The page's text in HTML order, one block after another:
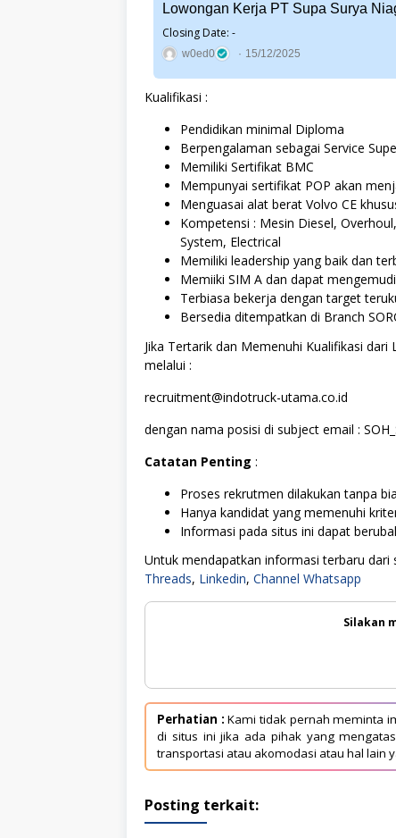
Lowongan Kerja PT Supa Surya
Closing Date: -
w0ed0 15/12/2025
Kualifikasi :
Pendidikan minimal Diploma
Berpengalaman sebagai Service
Memiliki Sertifikat BMC
Mempunyai sertifikat POP akan
Menguasai alat berat Volvo CE
Kompetensi : Mesin Diesel,
System, Electrical
Memiliki leadership yang baik dan
Memiiki SIM A dan dapat
Terbiasa bekerja dengan target
Bersedia ditempatkan di Branch
Jika Tertarik dan Memenuhi Kualifikasi
melalui :
recruitment@indotruck-utama.co.id
dengan nama posisi di subject email :
Catatan Penting :
Proses rekrutmen dilakukan tanpa
Hanya kandidat yang memenuhi
Informasi pada situs ini dapat
Untuk mendapatkan informasi terbaru dari
Threads, Linkedin, Channel Whatsapp
Silakan
Perhatian : Kami tidak pernah meminta
di situs ini jika ada pihak yang
transportasi atau akomodasi atau hal lain
Posting terkait: